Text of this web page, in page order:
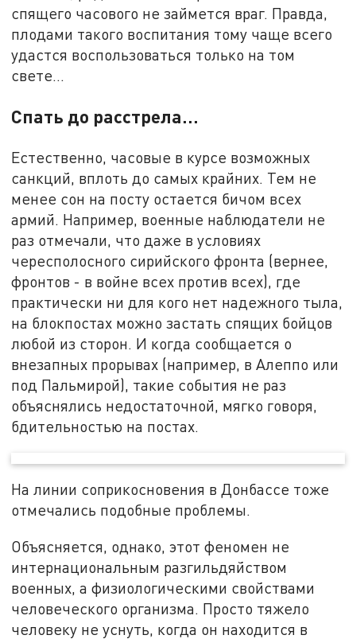
спящего часового не займется враг. Правда,
плодами такого воспитания тому чаще всего
удастся воспользоваться только на том
свете...
Спать до расстрела...
Естественно, часовые в курсе возможных
санкций, вплоть до самых крайних. Тем не
менее сон на посту остается бичом всех
армий. Например, военные наблюдатели не
раз отмечали, что даже в условиях
чересполосного сирийского фронта (вернее,
фронтов - в войне всех против всех), где
практически ни для кого нет надежного тыла,
на блокпостах можно застать спящих бойцов
любой из сторон. И когда сообщается о
внезапных прорывах (например, в Алеппо или
под Пальмирой), такие события не раз
объяснялись недостаточной, мягко говоря,
бдительностью на постах.
На линии соприкосновения в Донбассе тоже
отмечались подобные проблемы.
Объясняется, однако, этот феномен не
интернациональным разгильдяйством
военных, а физиологическими свойствами
человеческого организма. Просто тяжело
человеку не уснуть, когда он находится в